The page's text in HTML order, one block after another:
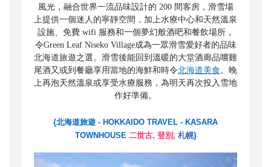
風光，融合世界一流品味設計的 200 間客房，滑雪場
上提供一個迷人的寧靜空間，加上水療中心和天然溫泉
設施、免費 wifi 服務和一個夢幻般酒吧和餐飲場所，
令Green Leaf Niseko Village成為一眾滑雪愛好者的品味
北海道旅遊之選。滑雪後能回到溫暖的大堂酒廊品嚐雞
尾酒又或到餐廳享用當地的海鮮和時令北海道美食。晚
上再泡天然溫泉或享受水療服務，為明天再次投入雪地
作好準備。
{北海道旅遊 - HOKKAIDO TRAVEL - KASARA
TOWNHOUSE 二世古, 登別, 札幌}